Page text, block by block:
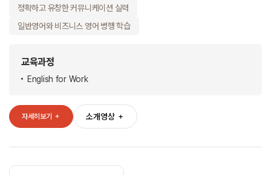
정확하고 유창한 커뮤니케이션 실력
일반영어와 비즈니스 영어 병행 학습
교육과정
English for Work
자세히보기 ＋ 소개영상 ＋